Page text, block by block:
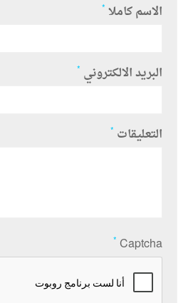
الاسم كاملا *
البريد الالكتروني *
التعليقات *
Captcha
*